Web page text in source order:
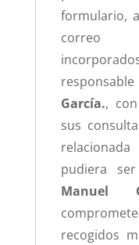
formulario,
correo
responsable
García.,
sus
pudiera
Manuel
recogidos